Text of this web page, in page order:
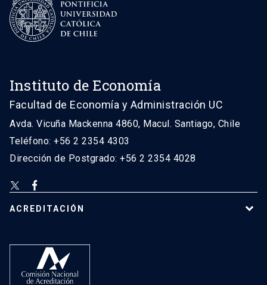
Instituto de Economía
Facultad de Economía y Administración UC
Avda. Vicuña Mackenna 4860, Macul. Santiago, Chile
Teléfono: +56 2 2354 4303
Dirección de Postgrado: +56 2 2354 4028
ACREDITACIÓN